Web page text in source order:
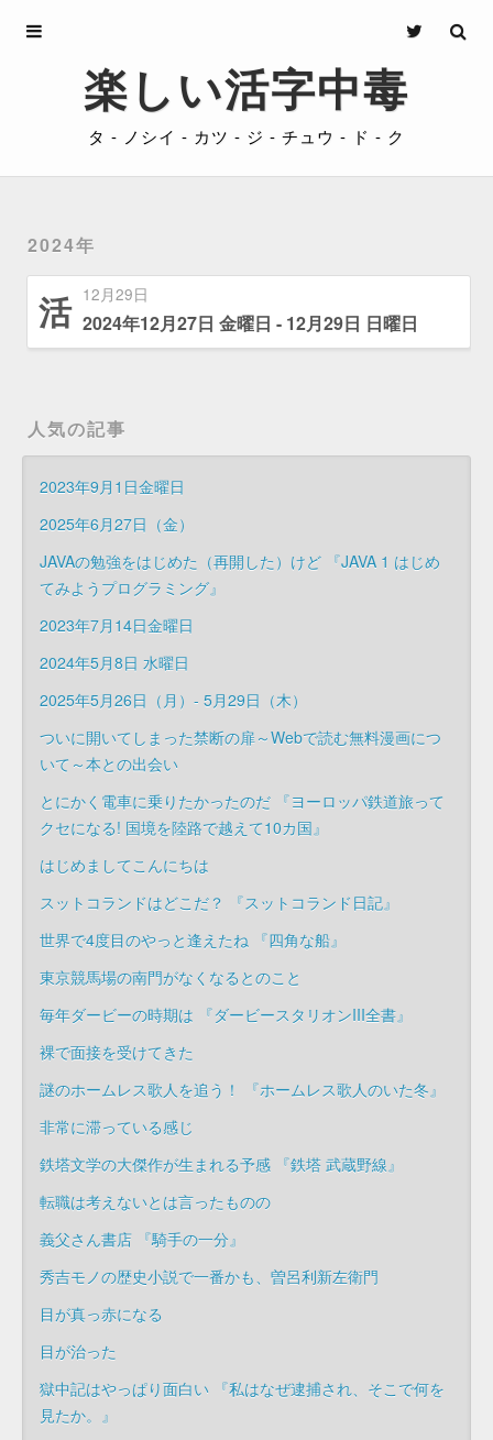
楽しい活字中毒
タ - ノシイ - カツ - ジ - チュウ - ド - ク
2024年
活 12月29日
2024年12月27日 金曜日 - 12月29日 日曜日
人気の記事
2023年9月1日金曜日
2025年6月27日（金）
JAVAの勉強をはじめた（再開した）けど 『JAVA 1 はじめ
てみようプログラミング』
2023年7月14日金曜日
2024年5月8日 水曜日
2025年5月26日（月）- 5月29日（木）
ついに開いてしまった禁断の扉～Webで読む無料漫画につ
いて～本との出会い
とにかく電車に乗りたかったのだ 『ヨーロッパ鉄道旅って
クセになる! 国境を陸路で越えて10カ国』
はじめましてこんにちは
スットコランドはどこだ？ 『スットコランド日記』
世界で4度目のやっと逢えたね 『四角な船』
東京競馬場の南門がなくなるとのこと
毎年ダービーの時期は 『ダービースタリオンIII全書』
裸で面接を受けてきた
謎のホームレス歌人を追う！ 『ホームレス歌人のいた冬』
非常に滞っている感じ
鉄塔文学の大傑作が生まれる予感 『鉄塔 武蔵野線』
転職は考えないとは言ったものの
義父さん書店 『騎手の一分』
秀吉モノの歴史小説で一番かも、曽呂利新左衛門
目が真っ赤になる
目が治った
獄中記はやっぱり面白い 『私はなぜ逮捕され、そこで何を
見たか。』
Archives